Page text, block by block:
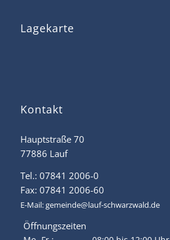
Lagekarte
Kontakt
Hauptstraße 70
77886 Lauf
Tel.: 07841 2006-0
Fax: 07841 2006-60
E-Mail:gemeinde@lauf-schwarzwald.de
Öffnungszeiten